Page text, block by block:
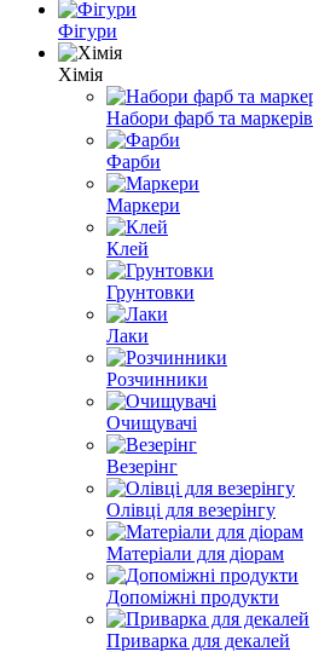
Фігури
Хімія
Набори фарб та маркерів
Фарби
Маркери
Клей
Грунтовки
Лаки
Розчинники
Очищувачі
Везерінг
Олівці для везерінгу
Матеріали для діорам
Допоміжні продукти
Приварка для декалей